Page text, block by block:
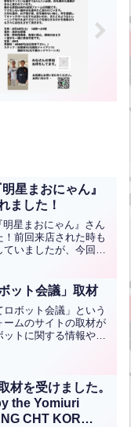
星まおにゃん』
ました！
明星まおにゃん』さん
前回来店された時も
いましたが、今回は
またぜひご来店の際は
...全文はクリック
ット会議」取材
ボット会議」という
ームのサイトの取材が
トに関する情報や、
クリック
材を受けました。
the Yomiuri
CHT KOR